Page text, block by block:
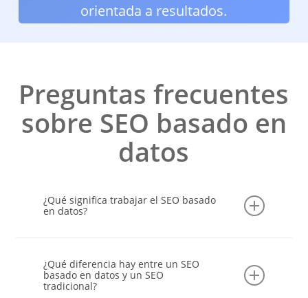
orientada a resultados.
Preguntas frecuentes
sobre SEO basado en
datos
¿Qué significa trabajar el SEO basado
en datos?
analizar métricas reales del proyecto para
tomar decisiones fundamentadas, priorizar
acciones y evitar estrategias basadas solo en
¿Qué diferencia hay entre un SEO
basado en datos y un SEO
tradicional?